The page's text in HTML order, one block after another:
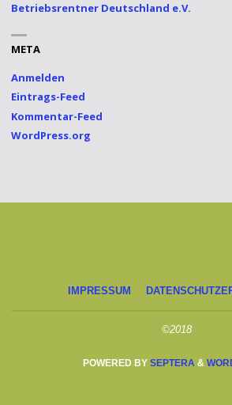
Betriebsrentner Deutschland e.V.
META
Anmelden
Eintrags-Feed
Kommentar-Feed
WordPress.org
IMPRESSUM
©2018
POWERED BYSEPTERA&